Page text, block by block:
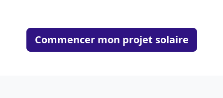
Commencer mon projet solaire